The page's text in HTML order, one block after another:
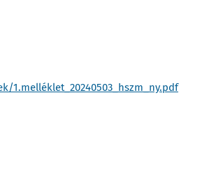
Zárszámadások
1.melléklet_20240503_hszm_ny.pdf